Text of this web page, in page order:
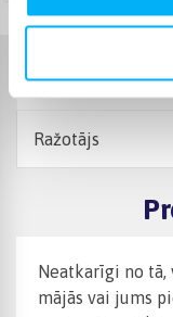
Raksturlielumi
Ražotājs
Neatkarīgi no
mājās vai jums